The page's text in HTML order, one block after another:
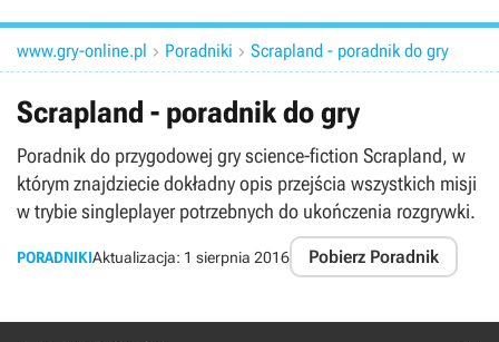
www.gry-online.pl  Poradniki  Scrapland - poradnik do gry
Scrapland - poradnik do gry
Poradnik do przygodowej gry science-fiction Scrapland, w
którym znajdziecie dokładny opis przejścia wszystkich misji
w trybie singleplayer potrzebnych do ukończenia rozgrywki.
PORADNIKIAktualizacja: 1 sierpnia 2016 Pobierz Poradnik